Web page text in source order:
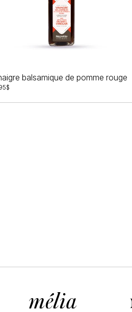
balsamique de pomme rouge
$